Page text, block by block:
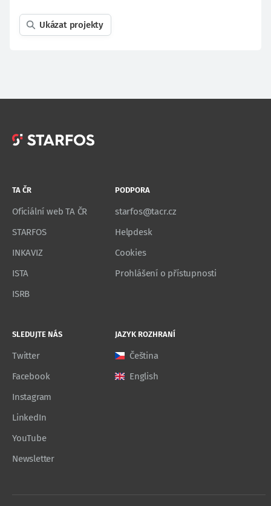
Ukázat projekty
TA ČR
Oficiální web TA ČR
STARFOS
INKAVIZ
ISTA
ISRB
PODPORA
starfos@tacr.cz
Helpdesk
Cookies
Prohlášení o přístupnosti
SLEDUJTE NÁS
Twitter
Facebook
Instagram
LinkedIn
YouTube
Newsletter
JAZYK ROZHRANÍ
Čeština
English